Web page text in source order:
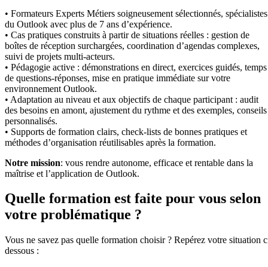
• Formateurs Experts Métiers soigneusement sélectionnés, spécialistes
du Outlook avec plus de 7 ans d’expérience.
• Cas pratiques construits à partir de situations réelles : gestion de
boîtes de réception surchargées, coordination d’agendas complexes,
suivi de projets multi-acteurs.
• Pédagogie active : démonstrations en direct, exercices guidés, temps
de questions-réponses, mise en pratique immédiate sur votre
environnement Outlook.
• Adaptation au niveau et aux objectifs de chaque participant : audit
des besoins en amont, ajustement du rythme et des exemples, conseils
personnalisés.
• Supports de formation clairs, check-lists de bonnes pratiques et
méthodes d’organisation réutilisables après la formation.
Notre mission: vous rendre autonome, efficace et rentable dans la
maîtrise et l’application de Outlook.
Quelle formation est faite pour vous selon
votre problématique ?
Vous ne savez pas quelle formation choisir ? Repérez votre situation
dessous :